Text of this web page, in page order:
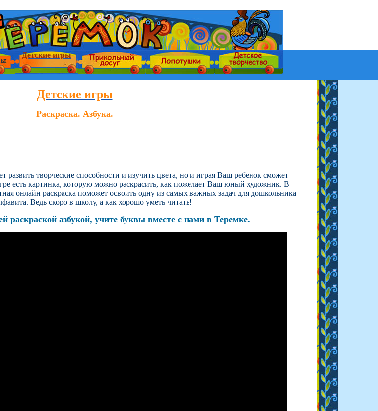
Детские игры
Детские игры
Раскраска. Азбука.
развить творческие способности и изучить цвета, но и играя Ваш ребенок сможет
есть картинка, которую можно раскрасить, как пожелает Ваш юный художник. В
онлайн раскраска поможет освоить одну из самых важных задач для дошкольника
Ведь скоро в школу, а как хорошо уметь читать!
раскраской азбукой, учите буквы вместе с нами в Теремке.